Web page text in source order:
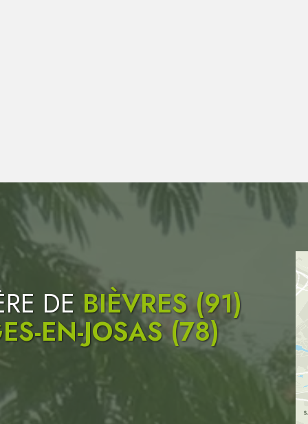
DE BIÈVRES (91)
EN-JOSAS (78)